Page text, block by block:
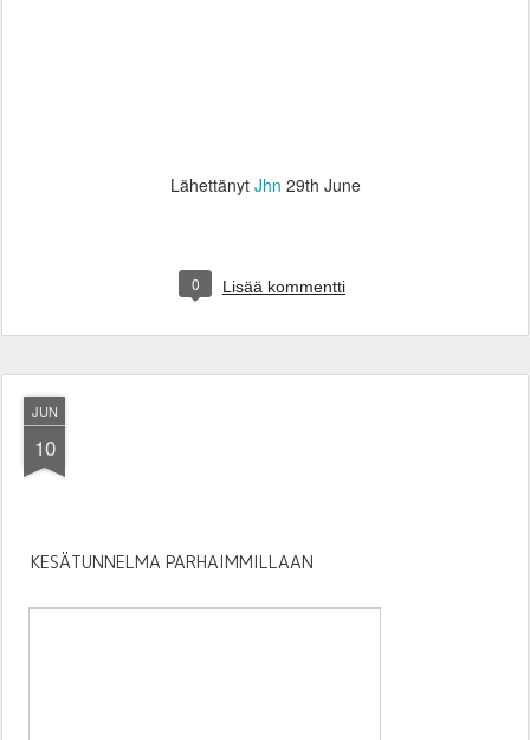
Lähettänyt Jhn 29th June
0 Lisää kommentti
JUN
10
KESÄTUNNELMA PARHAIMMILLAAN